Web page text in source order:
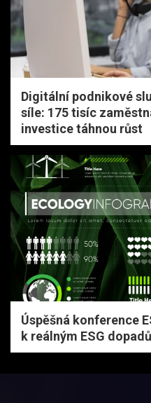
Digitální podnikové
síle: 175 tisíc
investice táhnou růst
Úspěšná konference
k reálným ESG